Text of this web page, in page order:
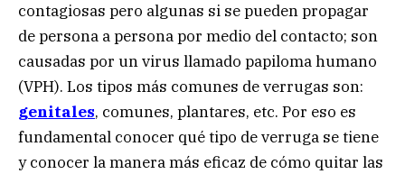
contagiosas pero algunas si se pueden propagar
de persona a persona por medio del contacto; son
causadas por un virus llamado papiloma humano
(VPH). Los tipos más comunes de verrugas son:
genitales, comunes, plantares, etc. Por eso es
fundamental conocer qué tipo de verruga se tiene
y conocer la manera más eficaz de cómo quitar las